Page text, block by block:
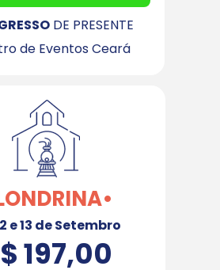
DE PRESENTE
de Eventos Ceará
e 13 de Setembro
197,00